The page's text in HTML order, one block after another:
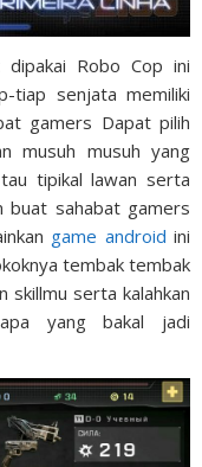
Robo Cop ini
tiap senjata memiliki
gamers Dapat pilih
musuh musuh yang
tipikal lawan serta
buat sahabat gamers
game android ini
tembak tembak
serta kalahkan
yang bakal jadi